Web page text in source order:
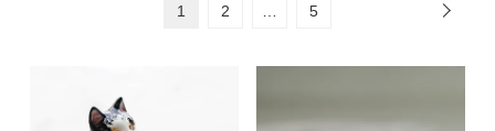
1 2 5